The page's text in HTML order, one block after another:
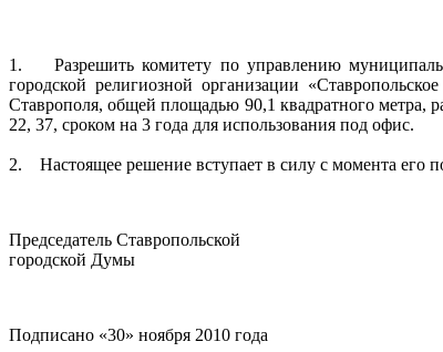
1. Разрешить комитету по управлению
городской религиозной организации
Ставрополя, общей площадью 90,1 квадратного метра,
22, 37, сроком на 3 года для использования под офис.
2. Настоящее решение вступает в силу с момента его
Председатель Ставропольской
городской Думы Е.Г.
Подписано «30» ноября 2010 года